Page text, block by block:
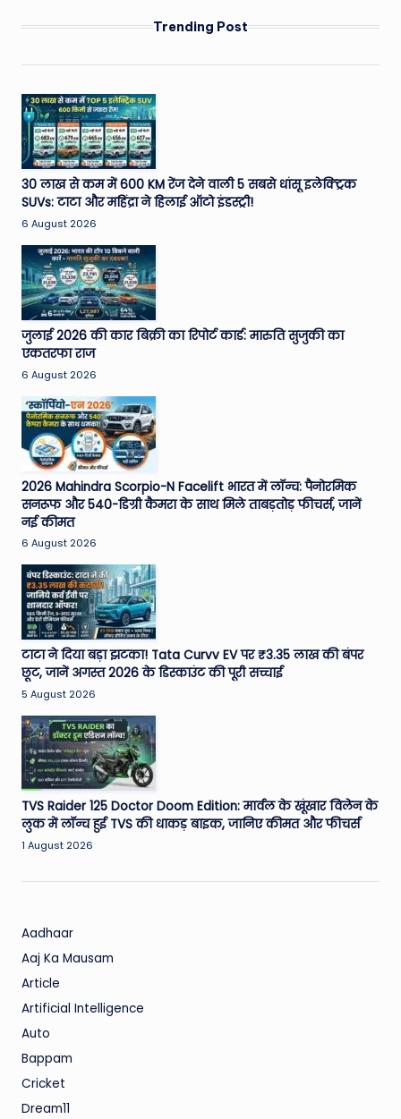
Trending Post
30 लाख से कम में 600 KM रेंज देने वाली 5 सबसे धांसू इलेक्ट्रिक
SUVs: टाटा और महिंद्रा ने हिलाई ऑटो इंडस्ट्री!
6 August 2026
जुलाई 2026 की कार बिक्री का रिपोर्ट कार्ड: मारुति सुजुकी का
एकतरफा राज
6 August 2026
2026 Mahindra Scorpio-N Facelift भारत में लॉन्च: पैनोरमिक
सनरूफ और 540-डिग्री कैमरा के साथ मिले ताबड़तोड़ फीचर्स, जानें
नई कीमत
6 August 2026
टाटा ने दिया बड़ा झटका! Tata Curvv EV पर ₹3.35 लाख की बंपर
छूट, जानें अगस्त 2026 के डिस्काउंट की पूरी सच्चाई
5 August 2026
TVS Raider 125 Doctor Doom Edition: मार्वल के खूंखार विलेन के
लुक में लॉन्च हुई TVS की धाकड़ बाइक, जानिए कीमत और फीचर्स
1 August 2026
Aadhaar
Aaj Ka Mausam
Article
Artificial Intelligence
Auto
Bappam
Cricket
Dream11